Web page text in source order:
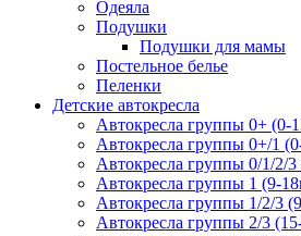
Одеяла
Подушки
Подушки для мамы
Постельное белье
Пеленки
Детские автокресла
Автокресла группы 0+ (0-
Автокресла группы 0+/1
Автокресла группы 0/1/2/3
Автокресла группы 1 (9-
Автокресла группы 1/2/3
Автокресла группы 2/3